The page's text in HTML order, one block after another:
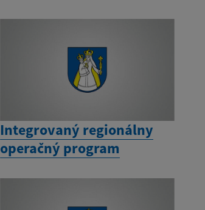
Integrovaný regionálny
operačný program